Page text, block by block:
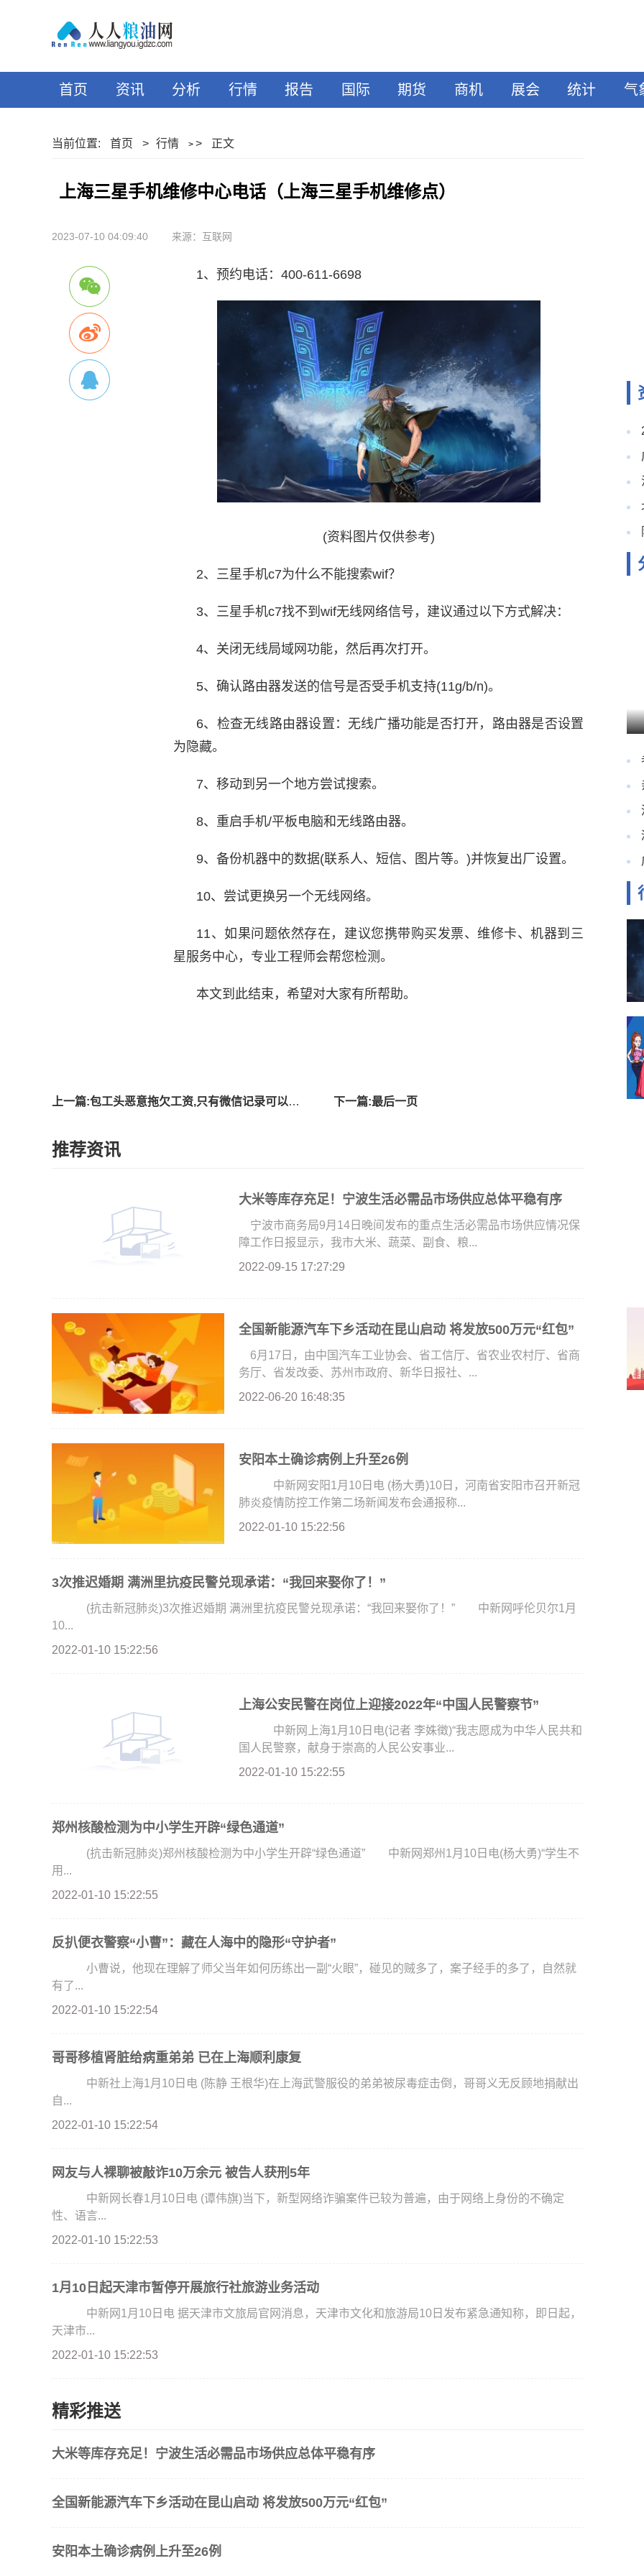
首页 资讯 分析 行情 报告 国际 期货 商机 展会 统计 气
当前位置: 首页 > 行情 > > 正文
上海三星手机维修中心电话（上海三星手机维修点）
2023-07-10 04:09:40 来源：互联网
1、预约电话：400-611-6698
(资料图片仅供参考)
2、三星手机c7为什么不能搜索wif？
3、三星手机c7找不到wif无线网络信号，建议通过以下方式解决：
4、关闭无线局域网功能，然后再次打开。
5、确认路由器发送的信号是否受手机支持(11g/b/n)。
6、检查无线路由器设置：无线广播功能是否打开，路由器是否设置
为隐藏。
7、移动到另一个地方尝试搜索。
8、重启手机/平板电脑和无线路由器。
9、备份机器中的数据(联系人、短信、图片等。)并恢复出厂设置。
10、尝试更换另一个无线网络。
11、如果问题依然存在，建议您携带购买发票、维修卡、机器到三
星服务中心，专业工程师会帮您检测。
本文到此结束，希望对大家有所帮助。
上一篇:包工头恶意拖欠工资,只有微信记录可以法院起诉吗 下一篇:最后一页
推荐资讯
大米等库存充足！宁波生活必需品市场供应总体平稳有序
宁波市商务局9月14日晚间发布的重点生活必需品市场供应情况保
障工作日报显示，我市大米、蔬菜、副食、粮...
2022-09-15 17:27:29
全国新能源汽车下乡活动在昆山启动 将发放500万元“红包”
6月17日，由中国汽车工业协会、省工信厅、省农业农村厅、省商
务厅、省发改委、苏州市政府、新华日报社、...
2022-06-20 16:48:35
安阳本土确诊病例上升至26例
中新网安阳1月10日电 (杨大勇)10日，河南省安阳市召开新冠
肺炎疫情防控工作第二场新闻发布会通报称...
2022-01-10 15:22:56
3次推迟婚期 满洲里抗疫民警兑现承诺：“我回来娶你了！”
(抗击新冠肺炎)3次推迟婚期 满洲里抗疫民警兑现承诺：“我回来娶你了！” 中新网呼伦贝尔1月
10...
2022-01-10 15:22:56
上海公安民警在岗位上迎接2022年“中国人民警察节”
中新网上海1月10日电(记者 李姝徵)“我志愿成为中华人民共和
国人民警察，献身于崇高的人民公安事业...
2022-01-10 15:22:55
郑州核酸检测为中小学生开辟“绿色通道”
(抗击新冠肺炎)郑州核酸检测为中小学生开辟“绿色通道” 中新网郑州1月10日电(杨大勇)“学生不
用...
2022-01-10 15:22:55
反扒便衣警察“小曹”：藏在人海中的隐形“守护者”
小曹说，他现在理解了师父当年如何历练出一副“火眼”，碰见的贼多了，案子经手的多了，自然就
有了...
2022-01-10 15:22:54
哥哥移植肾脏给病重弟弟 已在上海顺利康复
中新社上海1月10日电 (陈静 王根华)在上海武警服役的弟弟被尿毒症击倒，哥哥义无反顾地捐献出
自...
2022-01-10 15:22:54
网友与人裸聊被敲诈10万余元 被告人获刑5年
中新网长春1月10日电 (谭伟旗)当下，新型网络诈骗案件已较为普遍，由于网络上身份的不确定
性、语言...
2022-01-10 15:22:53
1月10日起天津市暂停开展旅行社旅游业务活动
中新网1月10日电 据天津市文旅局官网消息，天津市文化和旅游局10日发布紧急通知称，即日起，
天津市...
2022-01-10 15:22:53
精彩推送
大米等库存充足！宁波生活必需品市场供应总体平稳有序
全国新能源汽车下乡活动在昆山启动 将发放500万元“红包”
安阳本土确诊病例上升至26例